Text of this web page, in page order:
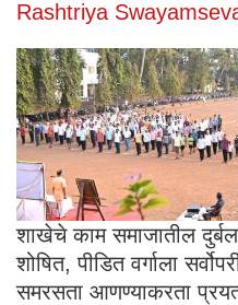
Rashtriya
शाखेचे काम समाजातील
शोषित, पीडित वर्गाला
समरसता आणण्याकरता